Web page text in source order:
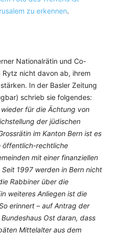
zu erkennen.
Nationalrätin und Co-
Rytz nicht davon ab, ihrem
In der Basler Zeitung
schrieb sie folgendes:
für die Ächtung von
der jüdischen
im Kanton Bern ist es
öffentlich-rechtliche
mit einer finanziellen
1997 werden in Bern nicht
Rabbiner über die
weiteres Anliegen ist die
erinnert – auf Antrag der
Ost daran, dass
Mittelalter aus dem